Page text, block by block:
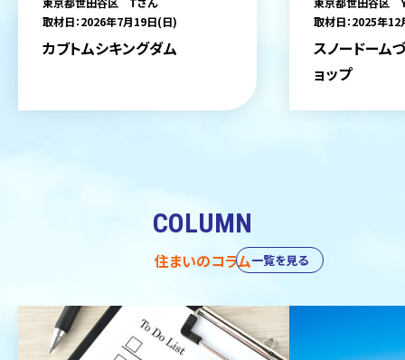
取材日：2026年7月19日(日)
カブトムシキングダム
取材日：2025年
スノードーム
ョップ
COLUMN
住まいのコラム一覧を見る